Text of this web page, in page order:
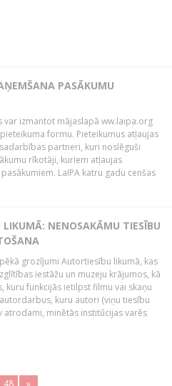
PASĀKUMU
var izmantot mājaslapā ww.laipa.org
formu. Pieteikumus atļaujas
partneri, kuri noslēguši
rīkotāji, kuriem atļaujas
LaIPA katru gadu cenšas
NENOSAKĀMU TIESĪBU
grozījumi Autortiesību likumā, kas
iestāžu un muzeju krājumos, kā
kuru funkcijās ietilpst filmu vai skaņu
kuru autori (viņu tiesību
atrodami, minētās institūcijas varēs
48 »